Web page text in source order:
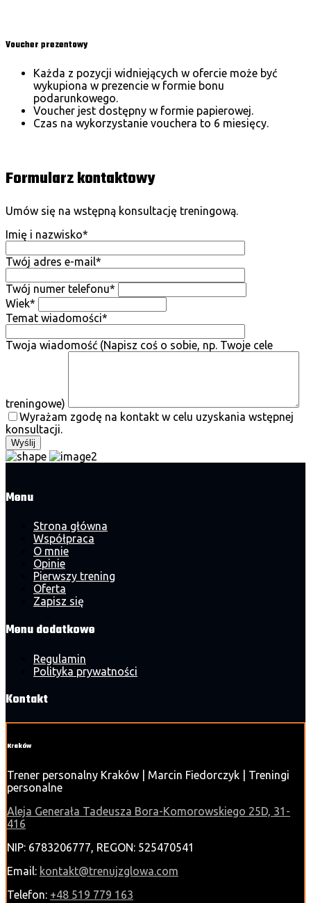
Voucher prezentowy
Każda z pozycji widniejących w ofercie może być
wykupiona w prezencie w formie bonu
podarunkowego.
Voucher jest dostępny w formie papierowej.
Czas na wykorzystanie vouchera to 6 miesięcy.
Formularz kontaktowy
Umów się na wstępną konsultację treningową.
Imię i nazwisko*
Twój adres e-mail*
Twój numer telefonu*
Wiek*
Temat wiadomości*
Twoja wiadomość (Napisz coś o sobie, np. Twoje cele
treningowe)
Wyrażam zgodę na kontakt w celu uzyskania wstępnej
konsultacji.
Wyślij
Menu
Strona główna
Współpraca
O mnie
Opinie
Pierwszy trening
Oferta
Zapisz się
Menu dodatkowe
Regulamin
Polityka prywatności
Kontakt
Kraków
Trener personalny Kraków | Marcin Fiedorczyk | Treningi
personalne
Aleja Generała Tadeusza Bora-Komorowskiego 25D, 31-
416
NIP: 6783206777, REGON: 525470541
Email: kontakt@trenujzglowa.com
Telefon: +48 519 779 163